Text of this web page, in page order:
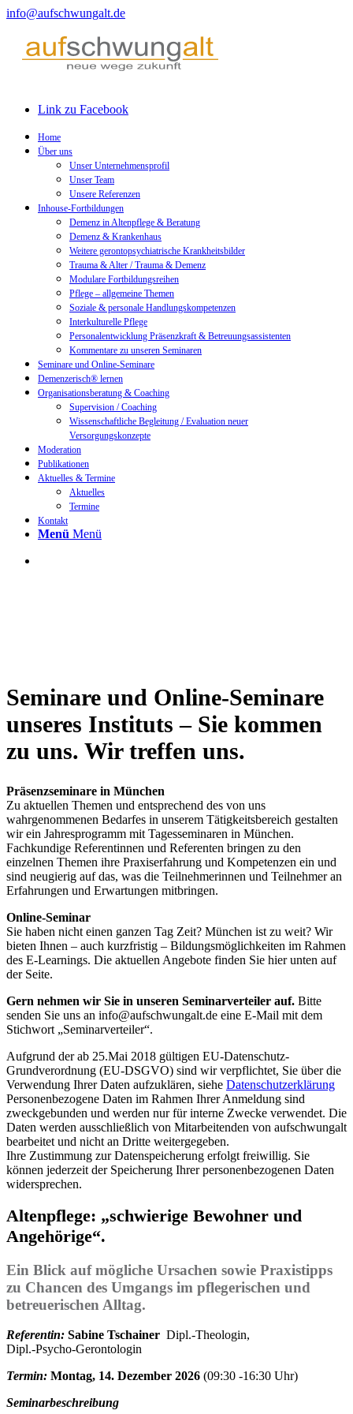
info@aufschwungalt.de
Link zu Facebook
Home
Über uns
Unser Unternehmensprofil
Unser Team
Unsere Referenzen
Inhouse-Fortbildungen
Demenz in Altenpflege & Beratung
Demenz & Krankenhaus
Weitere gerontopsychiatrische Krankheitsbilder
Trauma & Alter / Trauma & Demenz
Modulare Fortbildungsreihen
Pflege – allgemeine Themen
Soziale & personale Handlungskompetenzen
Interkulturelle Pflege
Personalentwicklung Präsenzkraft & Betreuungsassistenten
Kommentare zu unseren Seminaren
Seminare und Online-Seminare
Demenzerisch® lernen
Organisationsberatung & Coaching
Supervision / Coaching
Wissenschaftliche Begleitung / Evaluation neuer
Versorgungskonzepte
Moderation
Publikationen
Aktuelles & Termine
Aktuelles
Termine
Kontakt
Menü Menü
Seminare und Online-Seminare
unseres Instituts – Sie kommen
zu uns. Wir treffen uns.
Präsenzseminare in München
Zu aktuellen Themen und entsprechend des von uns
wahrgenommenen Bedarfes in unserem Tätigkeitsbereich gestalten
wir ein Jahresprogramm mit Tagesseminaren in München.
Fachkundige Referentinnen und Referenten bringen zu den
einzelnen Themen ihre Praxiserfahrung und Kompetenzen ein und
sind neugierig auf das, was die Teilnehmerinnen und Teilnehmer an
Erfahrungen und Erwartungen mitbringen.
Online-Seminar
Sie haben nicht einen ganzen Tag Zeit? München ist zu weit? Wir
bieten Ihnen – auch kurzfristig – Bildungsmöglichkeiten im Rahmen
des E-Learnings. Die aktuellen Angebote finden Sie hier unten auf
der Seite.
Gern nehmen wir Sie in unseren Seminarverteiler auf. Bitte
senden Sie uns an info@aufschwungalt.de eine E-Mail mit dem
Stichwort „Seminarverteiler“.
Aufgrund der ab 25.Mai 2018 gültigen EU-Datenschutz-
Grundverordnung (EU-DSGVO) sind wir verpflichtet, Sie über die
Verwendung Ihrer Daten aufzuklären, siehe Datenschutzerklärung
Personenbezogene Daten im Rahmen Ihrer Anmeldung sind
zweckgebunden und werden nur für interne Zwecke verwendet. Die
Daten werden ausschließlich von Mitarbeitenden von aufschwungalt
bearbeitet und nicht an Dritte weitergegeben.
Ihre Zustimmung zur Datenspeicherung erfolgt freiwillig. Sie
können jederzeit der Speicherung Ihrer personenbezogenen Daten
widersprechen.
Altenpflege: „schwierige Bewohner und
Angehörige“.
Ein Blick auf mögliche Ursachen sowie Praxistipps
zu Chancen des Umgangs im pflegerischen und
betreuerischen Alltag.
Referentin: Sabine Tschainer Dipl.-Theologin,
Dipl.-Psycho-Gerontologin
Termin: Montag, 14. Dezember 2026 (09:30 -16:30 Uhr)
Seminarbeschreibung